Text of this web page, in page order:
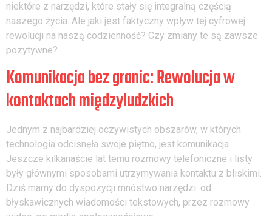
niektóre z narzędzi, które stały się integralną częścią
naszego życia. Ale jaki jest faktyczny wpływ tej cyfrowej
rewolucji na naszą codzienność? Czy zmiany te są zawsze
pozytywne?
Komunikacja bez granic: Rewolucja w
kontaktach międzyludzkich
Jednym z najbardziej oczywistych obszarów, w których
technologia odcisnęła swoje piętno, jest komunikacja.
Jeszcze kilkanaście lat temu rozmowy telefoniczne i listy
były głównymi sposobami utrzymywania kontaktu z bliskimi.
Dziś mamy do dyspozycji mnóstwo narzędzi: od
błyskawicznych wiadomości tekstowych, przez rozmowy